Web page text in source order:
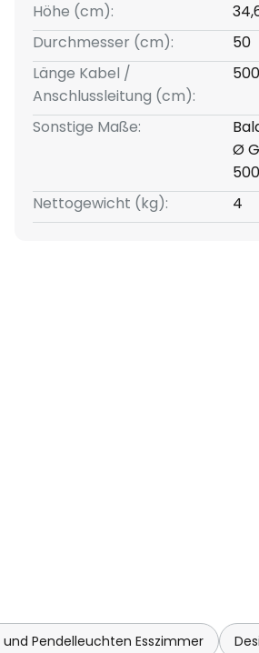
Höhe (cm):
Durchmesser (cm):
50
Länge Kabel /
Anschlussleitung (cm):
500
Sonstige Maße:
Ø
Nettogewicht (kg):
4
Pendelleuchten Esszimmer